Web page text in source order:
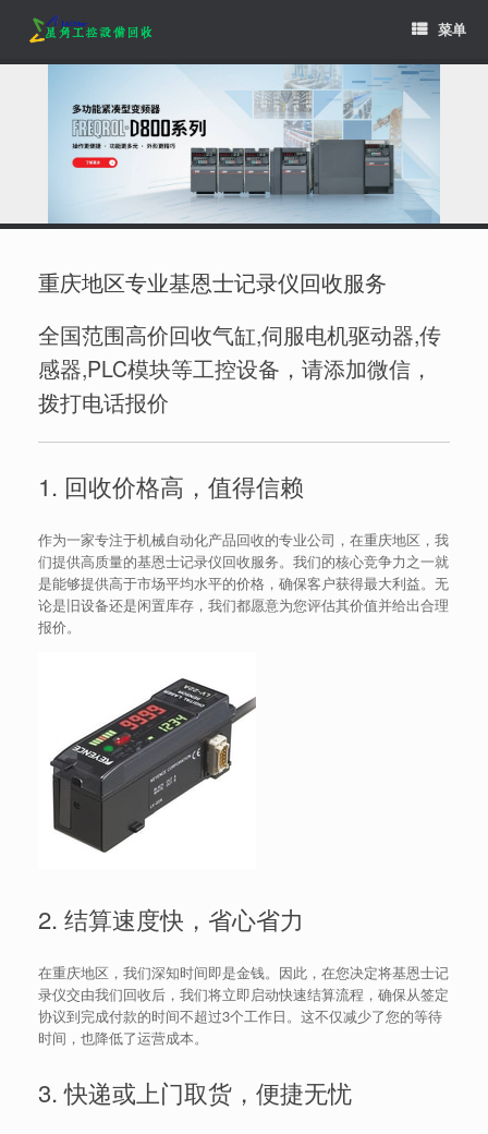
content
菜单
重庆地区专业基恩士记录仪回收服务
全国范围高价回收气缸,伺服电机驱动器,传
感器,PLC模块等工控设备，请添加微信，
拨打电话报价
1. 回收价格高，值得信赖
作为一家专注于机械自动化产品回收的专业公司，在重庆地区，我
们提供高质量的基恩士记录仪回收服务。我们的核心竞争力之一就
是能够提供高于市场平均水平的价格，确保客户获得最大利益。无
论是旧设备还是闲置库存，我们都愿意为您评估其价值并给出合理
报价。
2. 结算速度快，省心省力
在重庆地区，我们深知时间即是金钱。因此，在您决定将基恩士记
录仪交由我们回收后，我们将立即启动快速结算流程，确保从签定
协议到完成付款的时间不超过3个工作日。这不仅减少了您的等待
时间，也降低了运营成本。
3. 快递或上门取货，便捷无忧